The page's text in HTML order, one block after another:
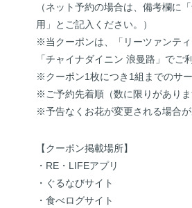
（ネット予約の場合は、備考欄に
用」とご記入ください。）
※当クーポンは、「リーツァンティ
「チャイナダイニン 浪曼路」でご
※クーポン1枚につき1組までのサー
※ご予約先着順（数に限りがありま
※予告なくお花が変更される場合が
【クーポン掲載場所】
・RE・LIFEアプリ
・ぐるなびサイト
・食べログサイト